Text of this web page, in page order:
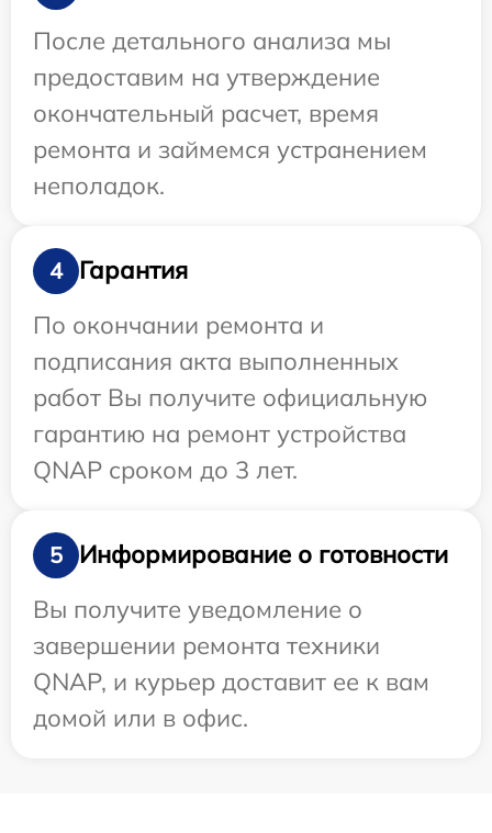
После детального анализа мы
предоставим на утверждение
окончательный расчет, время
ремонта и займемся устранением
неполадок.
4
Гарантия
По окончании ремонта и
подписания акта выполненных
работ Вы получите официальную
гарантию на ремонт устройства
QNAP сроком до 3 лет.
5
Информирование о готовности
Вы получите уведомление о
завершении ремонта техники
QNAP, и курьер доставит ее к вам
домой или в офис.